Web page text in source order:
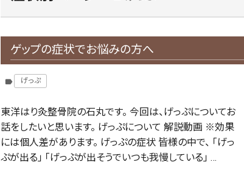
ゲップの症状でお悩みの方へ
label げっぷ
東洋はり灸整骨院の石丸です。 今回は、げっぷについてお
話をしたいと思います。 げっぷについて 解説動画 ※効果
には個人差があります。 げっぷの症状 皆様の中で、 「げっ
ぷが出る」 「げっぷが出そうでいつも我慢している」 …